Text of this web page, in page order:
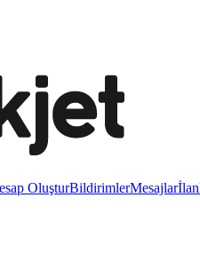
OluşturBildirimlerMesajlar